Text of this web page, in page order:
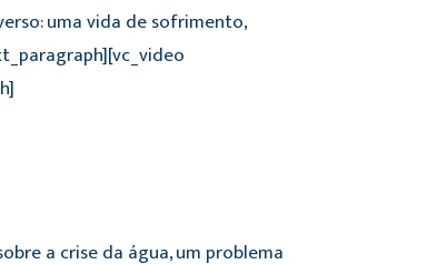
uma vida de sofrimento,
a crise da água, um problema